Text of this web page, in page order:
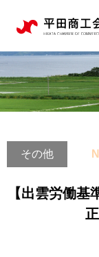
その他
【出雲労働